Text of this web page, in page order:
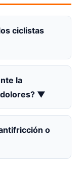
ciclistas
la
▼
o